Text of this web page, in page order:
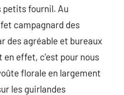
petits fournil. Au
campagnard des
des agréable et bureaux
effet, c’est pour nous
florale en largement
les guirlandes